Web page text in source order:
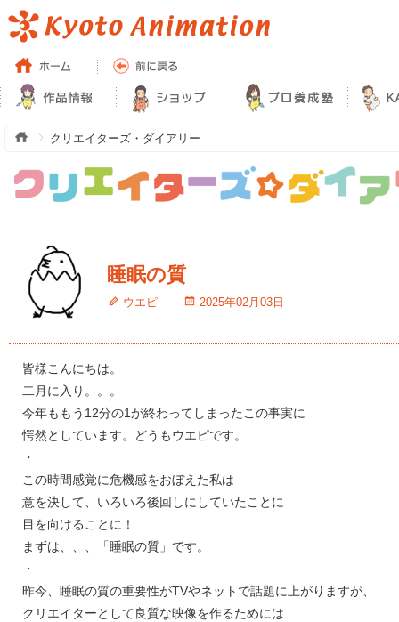
クリエイターズ・ダイアリー
睡眠の質
ウエピ 2025年02月03日
皆様こんにちは。
二月に入り。。。
今年ももう12分の1が終わってしまったこの事実に
愕然としています。どうもウエピです。
・
この時間感覚に危機感をおぼえた私は
意を決して、いろいろ後回しにしていたことに
目を向けることに！
まずは、、、「睡眠の質」です。
・
昨今、睡眠の質の重要性がTVやネットで話題に上がりますが、
クリエイターとして良質な映像を作るためには